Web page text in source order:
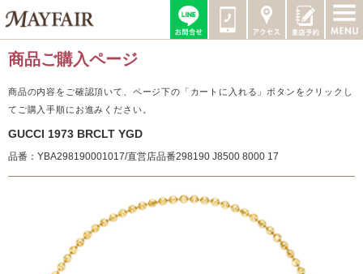
商品ご購入ページ
商品の内容をご確認頂いて、ページ下の「カートに入れる」ボタンをクリックし
てご購入手順にお進みください。
GUCCI 1973 BRCLT YGD
品番：YBA298190001017/直営店品番298190 J8500 8000 17